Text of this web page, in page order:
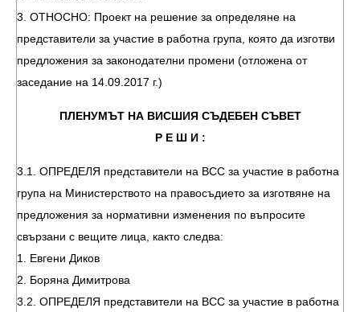
3. ОТНОСНО: Проект на решение за определяне на
представители за участие в работна група, която да изготви
предложения за законодателни промени (отложена от
заседание на 14.09.2017 г.)
ПЛЕНУМЪТ НА ВИСШИЯ СЪДЕБЕН СЪВЕТ
Р Е Ш И :
3.1. ОПРЕДЕЛЯ представители на ВСС за участие в работна
група на Министерството на правосъдието за изготвяне на
предложения за нормативни изменения по въпросите
свързани с вещите лица, както следва:
1. Евгени Диков
2. Боряна Димитрова
3.2. ОПРЕДЕЛЯ представители на ВСС за участие в работна